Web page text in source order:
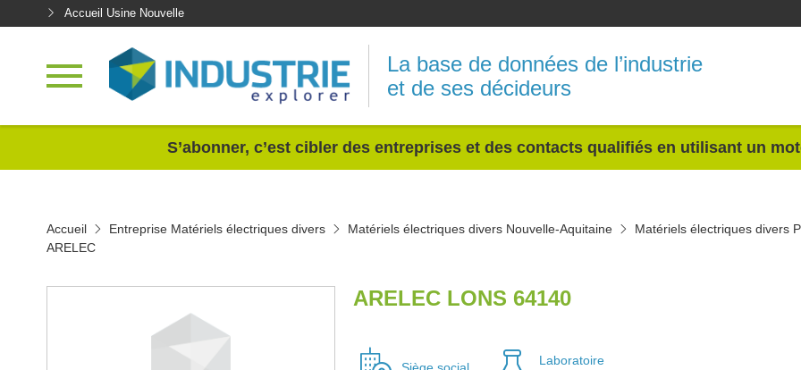
Accueil Usine Nouvelle
La base de données de l’industrie
et de ses décideurs
S’abonner, c’est cibler des entreprises et des contacts qualifiés en utilisant un
Accueil Entreprise Matériels électriques divers Matériels électriques divers Nouvelle-Aquitaine
Matériels électriques divers
ARELEC
ARELEC LONS 64140
Laboratoire